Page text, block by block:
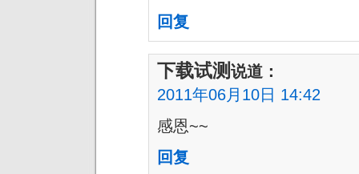
回复
下载试测说道：
2011年06月10日 14:42
感恩~~
回复